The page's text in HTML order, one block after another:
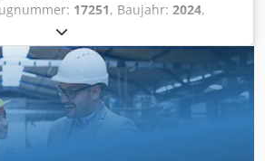
17251, Baujahr: 2024,
, Tragkraft:
1’470 mm, Lastschwerpunkt:500 mm,
, Masttyp:Triplex, Bauhöhe: 2’190 mm
, Vorderreifengröße: 7.00-15 5.50,
10, Gesamtgewicht: 4’053 kg,
Hjx Ahzea Seriennummer: FDA2A-